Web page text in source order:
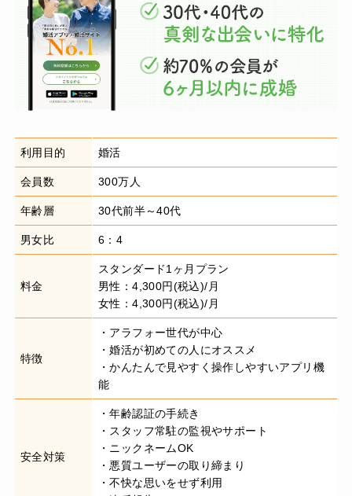
利用目的 婚活
会員数 300万人
年齢層 30代前半～40代
男女比 6：4
料金
スタンダード1ヶ月プラン
男性：4,300円(税込)/月
女性：4,300円(税込)/月
特徴
・アラフォー世代が中心
・婚活が初めての人にオススメ
・かんたんで見やすく操作しやすいアプリ機
能
安全対策
・年齢認証の手続き
・スタッフ常駐の監視やサポート
・ニックネームOK
・悪質ユーザーの取り締まり
・不快な思いをせず利用